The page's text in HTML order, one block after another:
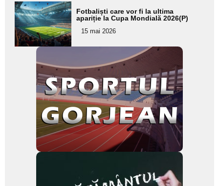
Adaugă
aici textul
pentru
subtitlu
Fotbaliști care vor fi la ultima
apariție la Cupa Mondială 2026(P)
15 mai 2026